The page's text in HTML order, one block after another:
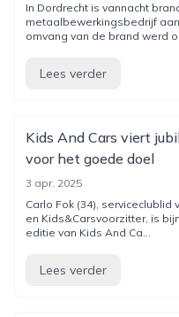
In Dordrecht is vannacht
metaalbewerkingsbedrijf
omvang van de brand werd
Lees verder
Kids And Cars viert
voor het goede doel
3 apr. 2025
Carlo Fok (34),
en Kids&Carsvoorzitter, is
editie van Kids And Ca...
Lees verder